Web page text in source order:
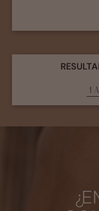
1